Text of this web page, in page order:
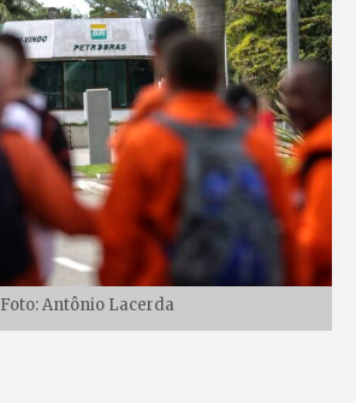
Foto: Antônio Lacerda